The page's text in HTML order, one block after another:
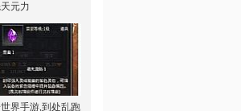
元力
界手游,到处乱跑